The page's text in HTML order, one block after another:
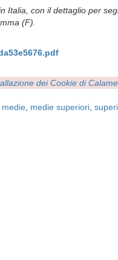
Italia, con il dettaglio per
(F).
dei Cookie di
medie medie superiori